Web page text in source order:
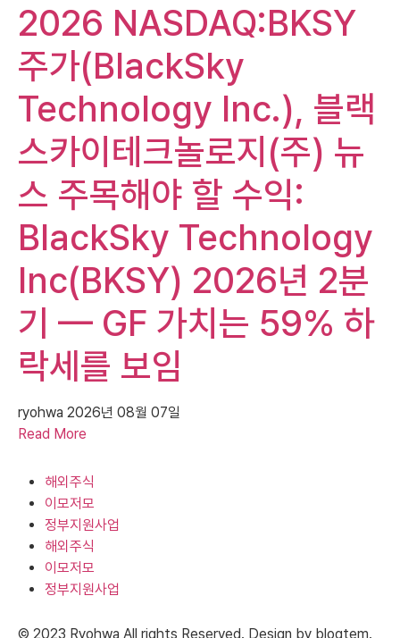
2026 NASDAQ:BKSY
주가(BlackSky
Technology Inc.), 블랙
스카이테크놀로지(주) 뉴
스 주목해야 할 수익:
BlackSky Technology
Inc(BKSY) 2026년 2분
기 — GF 가치는 59% 하
락세를 보임
ryohwa 2026년 08월 07일
Read More
해외주식
이모저모
정부지원사업
해외주식
이모저모
정부지원사업
© 2023 Ryohwa All rights Reserved. Design by blogtem.